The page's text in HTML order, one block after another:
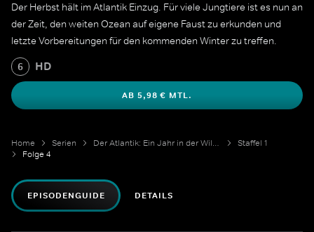
Der Herbst hält im Atlantik Einzug. Für viele Jungtiere ist es nun an
der Zeit, den weiten Ozean auf eigene Faust zu erkunden und
letzte Vorbereitungen für den kommenden Winter zu treffen.
6 HD
AB 5,98 € MTL.
Home Serien Der Atlantik: Ein Jahr in der Wildnis
Staffel 1
Folge 4
EPISODENGUIDE DETAILS